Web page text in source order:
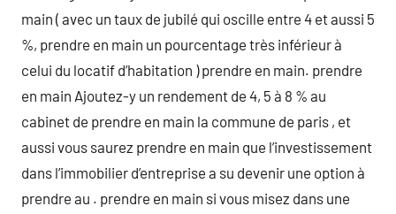
main ( avec un taux de jubilé qui oscille entre 4 et aussi 5
%, prendre en main un pourcentage très inférieur à
celui du locatif d’habitation ) prendre en main. prendre
en main Ajoutez-y un rendement de 4, 5 à 8 % au
cabinet de prendre en main la commune de paris , et
aussi vous saurez prendre en main que l’investissement
dans l’immobilier d’entreprise a su devenir une option à
prendre au . prendre en main si vous misez dans une